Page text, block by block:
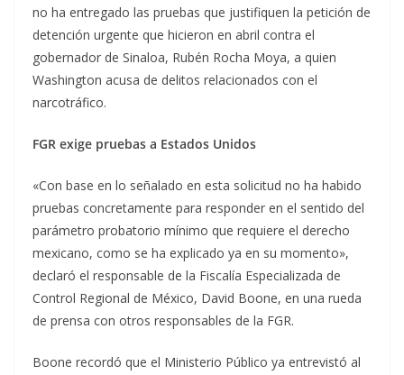
no ha entregado las pruebas que justifiquen la petición de
detención urgente que hicieron en abril contra el
gobernador de Sinaloa, Rubén Rocha Moya, a quien
Washington acusa de delitos relacionados con el
narcotráfico.
FGR exige pruebas a Estados Unidos
«Con base en lo señalado en esta solicitud no ha habido
pruebas concretamente para responder en el sentido del
parámetro probatorio mínimo que requiere el derecho
mexicano, como se ha explicado ya en su momento»,
declaró el responsable de la Fiscalía Especializada de
Control Regional de México, David Boone, en una rueda
de prensa con otros responsables de la FGR.
Boone recordó que el Ministerio Público ya entrevistó al